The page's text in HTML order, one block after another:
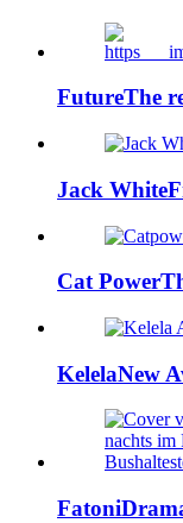
FutureThe
Jack White
Cat Power
KelelaNew
Fatoni